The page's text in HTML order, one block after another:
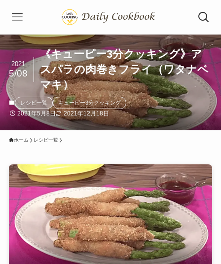
《キューピー3分クッキング》ア
スパラの肉巻きフライ（ワタナベ
マキ）
2021
5/08
レシピ一覧 キューピー3分クッキング
2021年5月8日 2021年12月18日
ホーム レシピ一覧